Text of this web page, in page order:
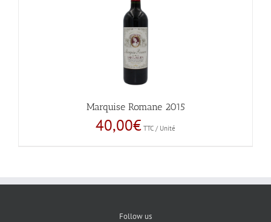
Marquise Romane 2015
40,00€ TTC / Unité
Follow us